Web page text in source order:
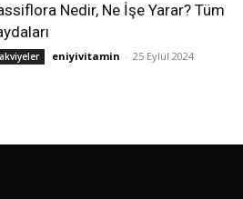
Nedir, Ne İşe Yarar? Tüm
eniyivitamin - 25 Eylül 2024